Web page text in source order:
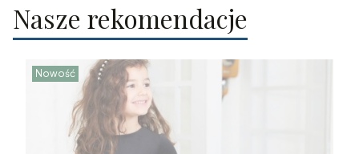
Nasze rekomendacje
Nowość